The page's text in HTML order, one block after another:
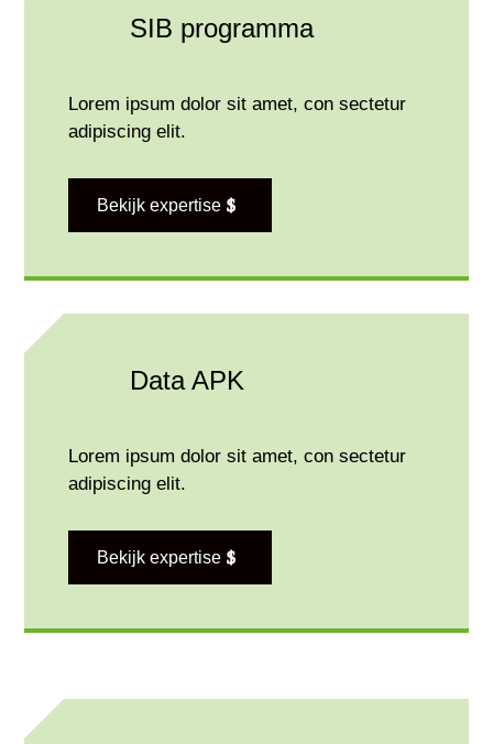
SIB programma
Lorem ipsum dolor sit amet, con sectetur
adipiscing elit.
Bekijk expertise
Data APK
Lorem ipsum dolor sit amet, con sectetur
adipiscing elit.
Bekijk expertise